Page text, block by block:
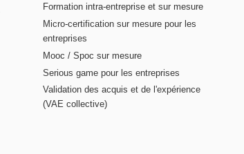
Formation intra-entreprise et sur mesure
Micro-certification sur mesure pour les
entreprises
Mooc / Spoc sur mesure
Serious game pour les entreprises
Validation des acquis et de l'expérience
(VAE collective)